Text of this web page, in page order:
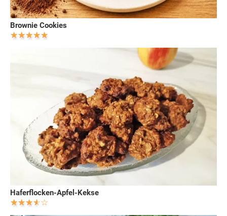
Brownie Cookies
Haferflocken-Apfel-Kekse